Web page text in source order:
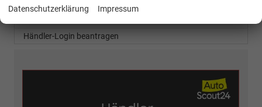
Inzahlungnahme
Händler-Login beantragen
Datenschutzerklärung Impressum